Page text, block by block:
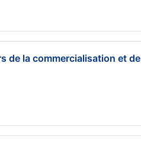
de la commercialisation et de